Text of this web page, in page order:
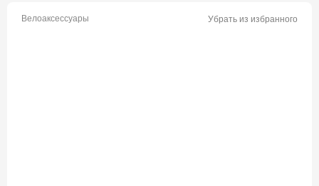
Велоаксессуары Убрать из избранного